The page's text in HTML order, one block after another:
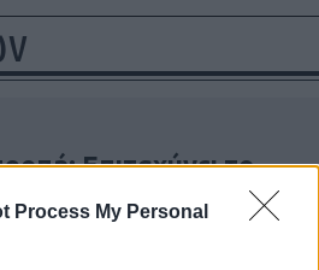
Process My Personal
Επιταχύνει το
για ασφαλείς